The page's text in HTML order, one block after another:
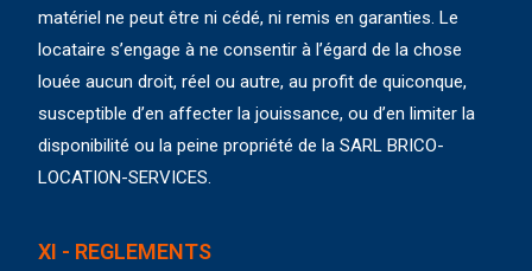
matériel ne peut être ni cédé, ni remis en garanties. Le
locataire s’engage à ne consentir à l’égard de la chose
louée aucun droit, réel ou autre, au profit de quiconque,
susceptible d’en affecter la jouissance, ou d’en limiter la
disponibilité ou la peine propriété de la SARL BRICO-
LOCATION-SERVICES.
XI - REGLEMENTS